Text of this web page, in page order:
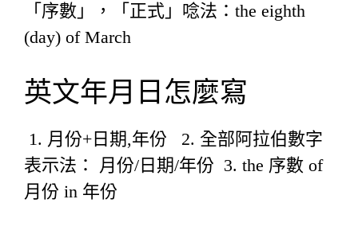
「序數」，「正式」唸法：the eighth
(day) of March
英文年月日怎麼寫
1. 月份+日期,年份 2. 全部阿拉伯數字
表示法： 月份/日期/年份 3. the 序數 of
月份 in 年份